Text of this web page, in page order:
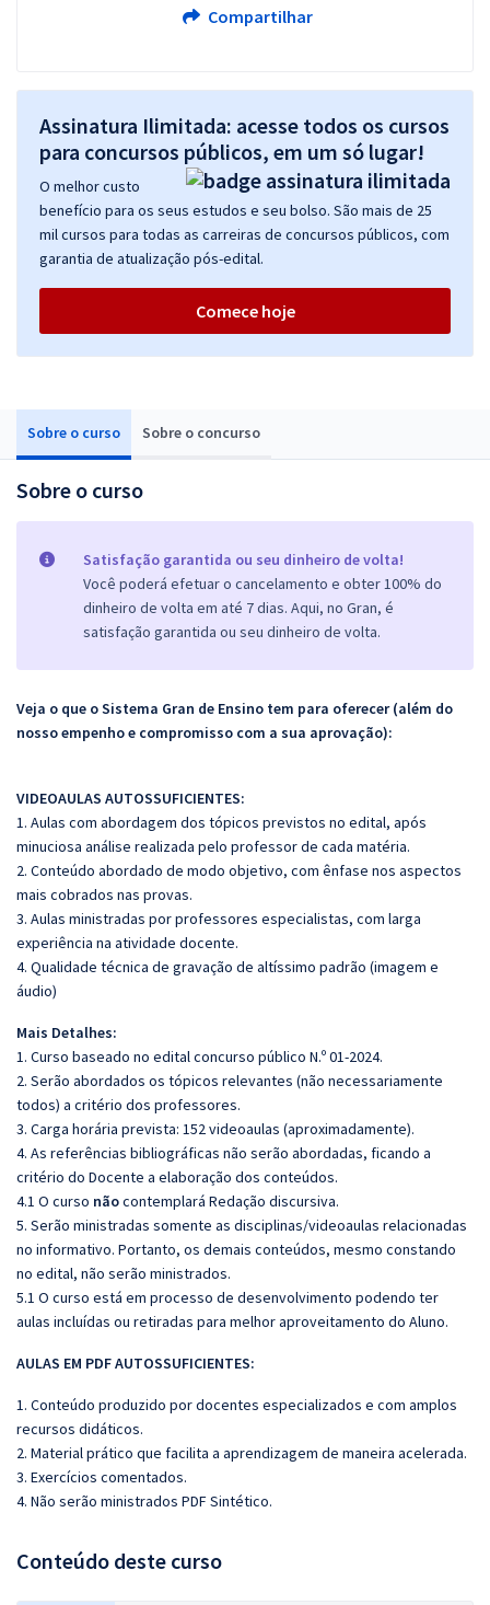
Sobre o curso Sobre o concurso
Sobre o curso
Satisfação garantida ou seu dinheiro de volta!
Você poderá efetuar o cancelamento e obter 100% do
dinheiro de volta em até 7 dias. Aqui, no Gran, é
satisfação garantida ou seu dinheiro de volta.
Veja o que o Sistema Gran de Ensino tem para oferecer (além do
nosso empenho e compromisso com a sua aprovação):
VIDEOAULAS AUTOSSUFICIENTES:
1. Aulas com abordagem dos tópicos previstos no edital, após
minuciosa análise realizada pelo professor de cada matéria.
2. Conteúdo abordado de modo objetivo, com ênfase nos aspectos
mais cobrados nas provas.
3. Aulas ministradas por professores especialistas, com larga
experiência na atividade docente.
4. Qualidade técnica de gravação de altíssimo padrão (imagem e
áudio)
Mais Detalhes:
1. Curso baseado no edital concurso público N.º 01-2024.
2. Serão abordados os tópicos relevantes (não necessariamente
todos) a critério dos professores.
3. Carga horária prevista: 152 videoaulas (aproximadamente).
4. As referências bibliográficas não serão abordadas, ficando a
critério do Docente a elaboração dos conteúdos.
4.1 O curso nãocontemplará Redação discursiva.
5. Serão ministradas somente as disciplinas/videoaulas relacionadas
no informativo. Portanto, os demais conteúdos, mesmo constando
no edital, não serão ministrados.
5.1 O curso está em processo de desenvolvimento podendo ter
aulas incluídas ou retiradas para melhor aproveitamento do Aluno.
AULAS EM PDF AUTOSSUFICIENTES:
1. Conteúdo produzido por docentes especializados e com amplos
recursos didáticos.
2. Material prático que facilita a aprendizagem de maneira acelerada.
3. Exercícios comentados.
4. Não serão ministrados PDF Sintético.
Conteúdo deste curso
Compartilhar
Assinatura Ilimitada: acesse todos os cursos
para concursos públicos, em um só lugar!
O melhor custo
benefício para os seus estudos e seu bolso. São mais de 25
mil cursos para todas as carreiras de concursos públicos, com
garantia de atualização pós-edital.
Comece hoje